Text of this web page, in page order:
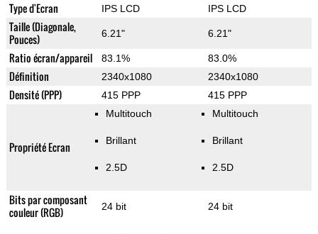
Type d'Ecran IPS LCD IPS LCD
Taille (Diagonale,
Pouces)
6.21" 6.21"
Ratio écran/appareil 83.1% 83.0%
Définition 2340x1080 2340x1080
Densité (PPP) 415 PPP 415 PPP
Propriété Ecran
Multitouch
Brillant
2.5D
Multitouch
Brillant
2.5D
Bits par composant
couleur (RGB)
24 bit 24 bit